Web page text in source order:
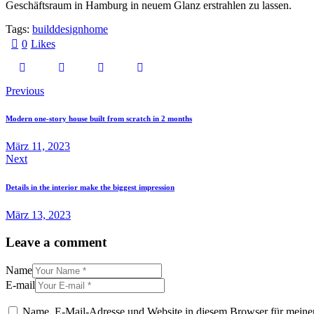
Geschäftsraum in Hamburg in neuem Glanz erstrahlen zu lassen.
Tags: builddesignhome
0 Likes
Previous
Modern one-story house built from scratch in 2 months
März 11, 2023
Next
Details in the interior make the biggest impression
März 13, 2023
Leave a comment
Name
E-mail
Name, E-Mail-Adresse und Website in diesem Browser für